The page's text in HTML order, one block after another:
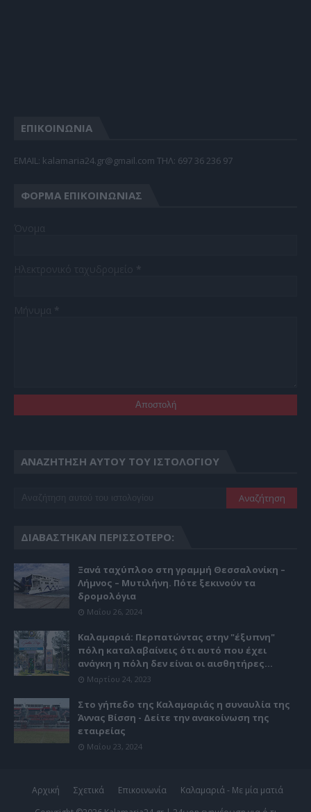
ΕΠΙΚΟΙΝΩΝΙΑ
EMAIL: kalamaria24.gr@gmail.com TΗΛ: 697 36 236 97
ΦΌΡΜΑ ΕΠΙΚΟΙΝΩΝΊΑΣ
ΑΝΑΖΉΤΗΣΗ ΑΥΤΟΎ ΤΟΥ ΙΣΤΟΛΟΓΊΟΥ
ΔΙΑΒΆΣΤΗΚΑΝ ΠΕΡΙΣΣΌΤΕΡΟ:
Ξανά ταχύπλοο στη γραμμή Θεσσαλονίκη –
Λήμνος – Μυτιλήνη. Πότε ξεκινούν τα
δρομολόγια
Μαΐου 26, 2024
Καλαμαριά: Περπατώντας στην "έξυπνη"
πόλη καταλαβαίνεις ότι αυτό που έχει
ανάγκη η πόλη δεν είναι οι αισθητήρες...
Μαρτίου 24, 2023
Στο γήπεδο της Καλαμαριάς η συναυλία της
Άννας Βίσση - Δείτε την ανακοίνωση της
εταιρείας
Μαΐου 23, 2024
Αρχική Σχετικά Επικοινωνία
Καλαμαριά - Με μία ματιά